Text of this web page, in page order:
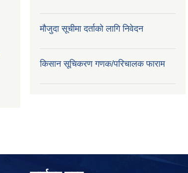
मौजुदा सूचीमा दर्ताको लागि निवेदन
किसान सूचिकरण गणक/परिचालक फाराम